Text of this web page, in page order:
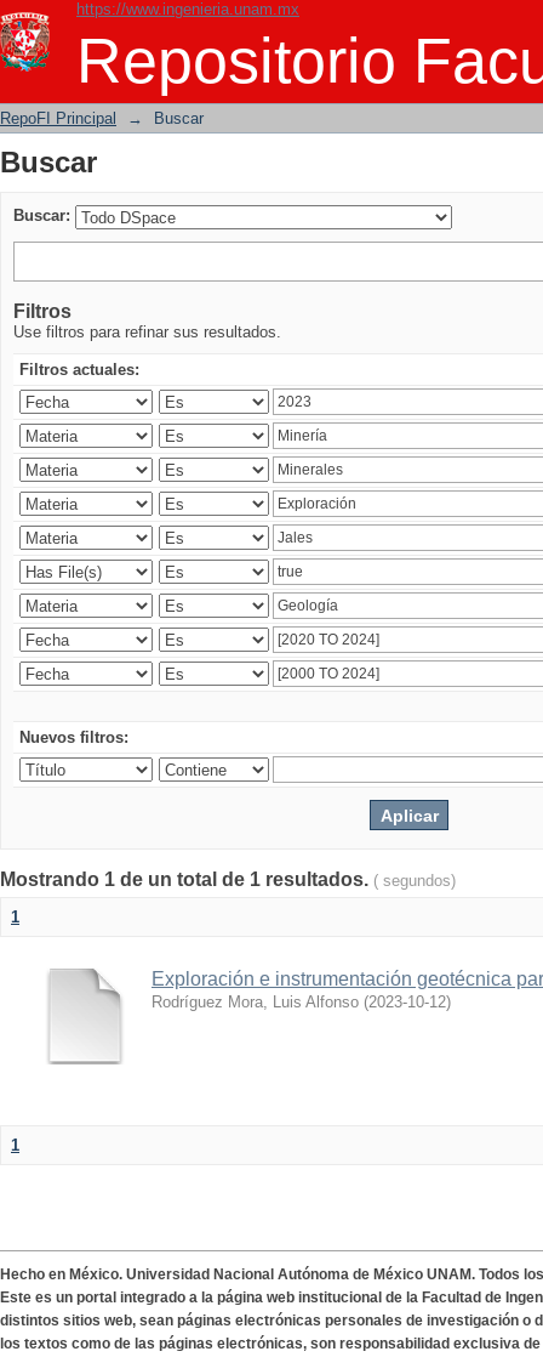
https://www.ingenieria.unam.mx
Repositorio
Buscar
RepoFI Principal → Buscar
Buscar
Buscar:
Filtros
Use filtros para refinar sus resultados.
Filtros actuales:
Nuevos filtros:
Mostrando 1 de un total de 1 resultados. ( segundos)
1
Exploración e instrumentación geotécnica
Rodríguez Mora, Luis Alfonso (2023-10-12)
1
Hecho en México. Universidad Nacional Autónoma de México UNAM. Todos
Este es un portal integrado a la página web institucional de la Facultad de
distintos sitios web, sean páginas electrónicas personales de investigación o
los textos como de las páginas electrónicas, son responsabilidad exclusiva